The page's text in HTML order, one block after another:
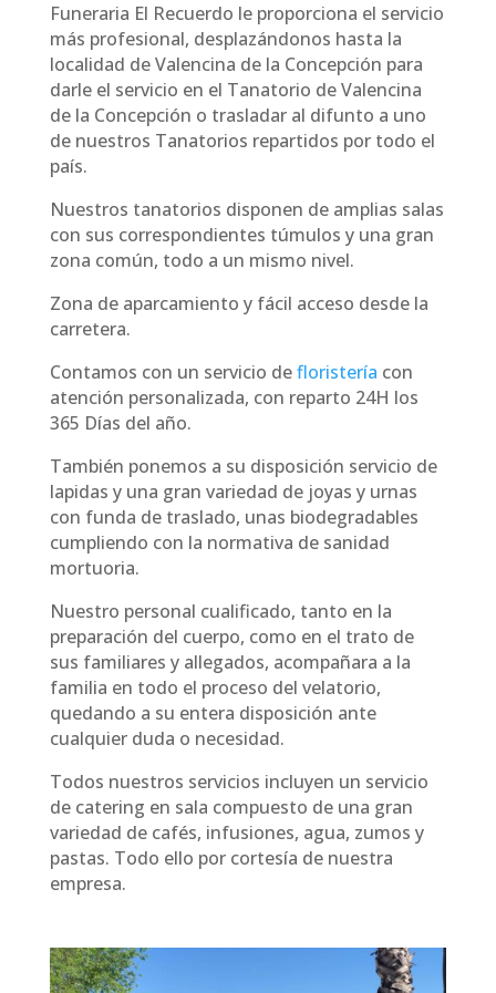
Funeraria El Recuerdo le proporciona el servicio
más profesional, desplazándonos hasta la
localidad de Valencina de la Concepción para
darle el servicio en el Tanatorio de Valencina
de la Concepción o trasladar al difunto a uno
de nuestros Tanatorios repartidos por todo el
país.
Nuestros tanatorios disponen de amplias salas
con sus correspondientes túmulos y una gran
zona común, todo a un mismo nivel.
Zona de aparcamiento y fácil acceso desde la
carretera.
Contamos con un servicio defloristería con
atención personalizada, con reparto 24H los
365 Días del año.
También ponemos a su disposición servicio de
lapidas y una gran variedad de joyas y urnas
con funda de traslado, unas biodegradables
cumpliendo con la normativa de sanidad
mortuoria.
Nuestro personal cualificado, tanto en la
preparación del cuerpo, como en el trato de
sus familiares y allegados, acompañara a la
familia en todo el proceso del velatorio,
quedando a su entera disposición ante
cualquier duda o necesidad.
Todos nuestros servicios incluyen un servicio
de catering en sala compuesto de una gran
variedad de cafés, infusiones, agua, zumos y
pastas. Todo ello por cortesía de nuestra
empresa.